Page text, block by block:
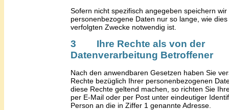
Sofern nicht spezifisch angegeben speichern wir
personenbezogene Daten nur so lange, wie
verfolgten Zwecke notwendig ist.
3 Ihre Rechte als von der
Datenverarbeitung Betroffener
Nach den anwendbaren Gesetzen haben Sie
Rechte bezüglich Ihrer personenbezogenen
diese Rechte geltend machen, so richten Sie
per E-Mail oder per Post unter eindeutiger
Person an die in Ziffer 1 genannte Adresse.